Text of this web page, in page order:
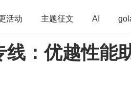
活动 主题征文 AI
算法 学习方法
线：优越性能